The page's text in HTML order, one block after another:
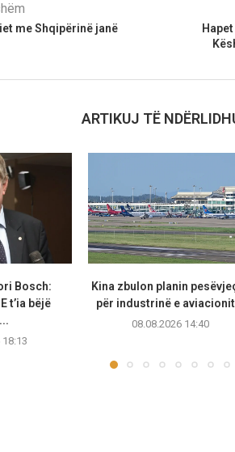
me Shqipërinë janë
ARTIKUJ TË
Bosch:
t’ia bëjë
18:13
Kina zbulon planin
për industrinë e
08.08.2026 14:40